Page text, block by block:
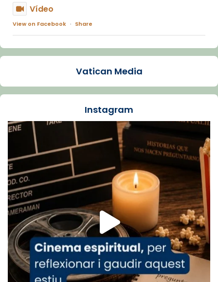
Vídeo
View on Facebook · Share
Arquebisbat de Barcelona
La Carmina va patir depressió. Fa gairebé
dos mesos, a l'Estadi Lluís Companys, la
Recupera l'entrevista comp
Vatican
tican News 👇
www.vaticannews.va/es/iglesia/news/2026-
07/carmina-historia-depresion-papa-viaje-
espana-testimoni...
Foto
View on Facebook · Share
Arquebisbat de Barcelona
2 weeks ago
«Avui les santes Juliana i Semproniana ens
Vatican Media
Instagram